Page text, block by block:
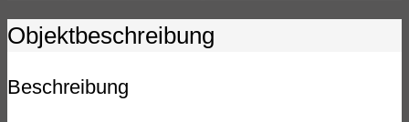
Objekt­beschreibung
Beschreibung